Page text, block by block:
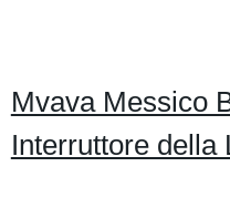
Mvava Messico
Interruttore della